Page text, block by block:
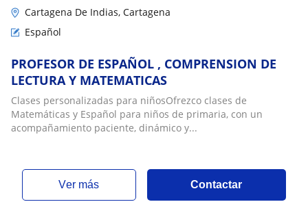
Cartagena De Indias, Cartagena
Español
PROFESOR DE ESPAÑOL , COMPRENSION DE
LECTURA Y MATEMATICAS
Clases personalizadas para niñosOfrezco clases de
Matemáticas y Español para niños de primaria, con un
acompañamiento paciente, dinámico y...
ver más Contactar